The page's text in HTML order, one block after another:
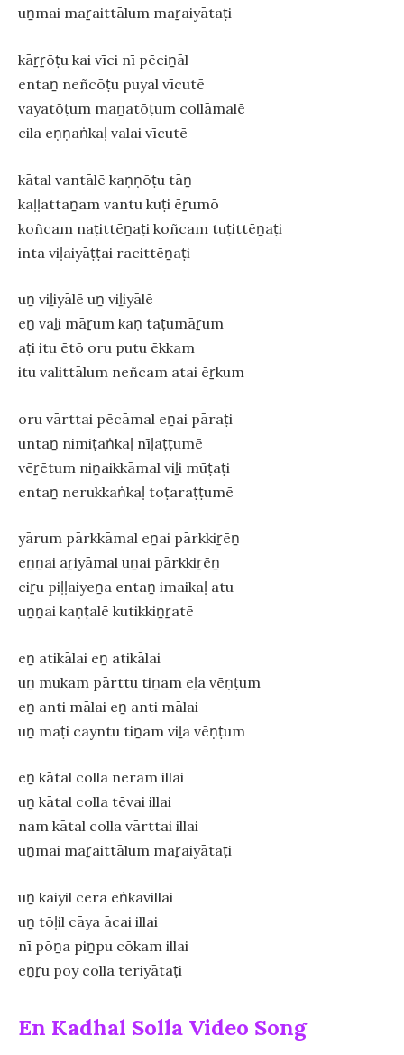
uṉmai maṟaittālum maṟaiyātaṭi
kāṟṟōṭu kai vīci nī pēciṉāl
entaṉ neñcōṭu puyal vīcutē
vayatōṭum maṉatōṭum collāmalē
cila eṇṇaṅkaḷ valai vīcutē
kātal vantālē kaṇṇōṭu tāṉ
kaḷḷattaṉam vantu kuṭi ēṟumō
koñcam naṭittēṉaṭi koñcam tuṭittēṉaṭi
inta viḷaiyāṭṭai racittēṉaṭi
uṉ viḻiyālē uṉ viḻiyālē
eṉ vaḻi māṟum kaṇ taṭumāṟum
aṭi itu ētō oru putu ēkkam
itu valittālum neñcam atai ēṟkum
oru vārttai pēcāmal eṉai pāraṭi
untaṉ nimiṭaṅkaḷ nīḷaṭṭumē
vēṟētum niṉaikkāmal viḻi mūṭaṭi
entaṉ nerukkaṅkaḷ toṭaraṭṭumē
yārum pārkkāmal eṉai pārkkiṟēṉ
eṉṉai aṟiyāmal uṉai pārkkiṟēṉ
ciṟu piḷḷaiyeṉa entaṉ imaikaḷ atu
uṉṉai kaṇṭālē kutikkiṉṟatē
eṉ atikālai eṉ atikālai
uṉ mukam pārttu tiṉam eḻa vēṇṭum
eṉ anti mālai eṉ anti mālai
uṉ maṭi cāyntu tiṉam viḻa vēṇṭum
eṉ kātal colla nēram illai
uṉ kātal colla tēvai illai
nam kātal colla vārttai illai
uṉmai maṟaittālum maṟaiyātaṭi
uṉ kaiyil cēra ēṅkavillai
uṉ tōḷil cāya ācai illai
nī pōṉa piṉpu cōkam illai
eṉṟu poy colla teriyātaṭi
En Kadhal Solla Video Song